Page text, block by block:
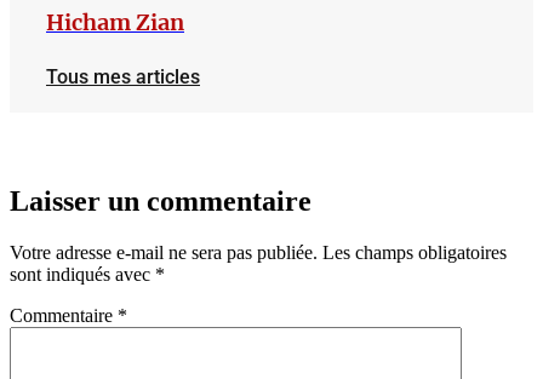
Hicham Zian
Tous mes articles
Laisser un commentaire
Votre adresse e-mail ne sera pas publiée. Les champs obligatoires
sont indiqués avec *
Commentaire *